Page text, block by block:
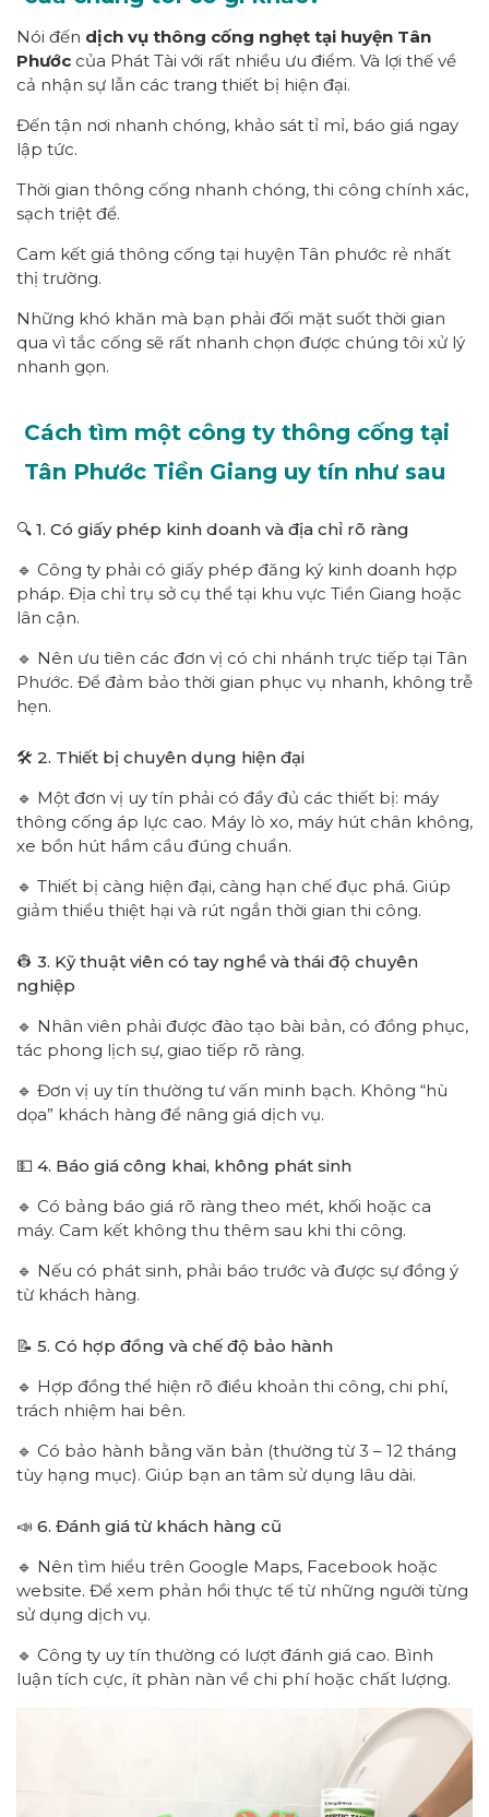
Nói đến dịch vụ thông cống nghẹt tại huyện Tân
Phước của Phát Tài với rất nhiều ưu điểm. Và lợi thế về
cả nhận sự lẫn các trang thiết bị hiện đại.
Đến tận nơi nhanh chóng, khảo sát tỉ mỉ, báo giá ngay
lập tức.
Thời gian thông cống nhanh chóng, thi công chính xác,
sạch triệt để.
Cam kết giá thông cống tại huyện Tân phước rẻ nhất
thị trường.
Những khó khăn mà bạn phải đối mặt suốt thời gian
qua vì tắc cống sẽ rất nhanh chọn được chúng tôi xử lý
nhanh gọn.
Cách tìm một công ty thông cống tại
Tân Phước Tiền Giang uy tín như sau
🔍 1. Có giấy phép kinh doanh và địa chỉ rõ ràng
🔹 Công ty phải có giấy phép đăng ký kinh doanh hợp
pháp. Địa chỉ trụ sở cụ thể tại khu vực Tiền Giang hoặc
lân cận.
🔹 Nên ưu tiên các đơn vị có chi nhánh trực tiếp tại Tân
Phước. Để đảm bảo thời gian phục vụ nhanh, không trễ
hẹn.
🛠 2. Thiết bị chuyên dụng hiện đại
🔹 Một đơn vị uy tín phải có đầy đủ các thiết bị: máy
thông cống áp lực cao. Máy lò xo, máy hút chân không,
xe bồn hút hầm cầu đúng chuẩn.
🔹 Thiết bị càng hiện đại, càng hạn chế đục phá. Giúp
giảm thiểu thiệt hại và rút ngắn thời gian thi công.
👷 3. Kỹ thuật viên có tay nghề và thái độ chuyên
nghiệp
🔹 Nhân viên phải được đào tạo bài bản, có đồng phục,
tác phong lịch sự, giao tiếp rõ ràng.
🔹 Đơn vị uy tín thường tư vấn minh bạch. Không “hù
dọa” khách hàng để nâng giá dịch vụ.
💵 4. Báo giá công khai, không phát sinh
🔹 Có bảng báo giá rõ ràng theo mét, khối hoặc ca
máy. Cam kết không thu thêm sau khi thi công.
🔹 Nếu có phát sinh, phải báo trước và được sự đồng ý
từ khách hàng.
📝 5. Có hợp đồng và chế độ bảo hành
🔹 Hợp đồng thể hiện rõ điều khoản thi công, chi phí,
trách nhiệm hai bên.
🔹 Có bảo hành bằng văn bản (thường từ 3 – 12 tháng
tùy hạng mục). Giúp bạn an tâm sử dụng lâu dài.
📣 6. Đánh giá từ khách hàng cũ
🔹 Nên tìm hiểu trên Google Maps, Facebook hoặc
website. Để xem phản hồi thực tế từ những người từng
sử dụng dịch vụ.
🔹 Công ty uy tín thường có lượt đánh giá cao. Bình
luận tích cực, ít phàn nàn về chi phí hoặc chất lượng.